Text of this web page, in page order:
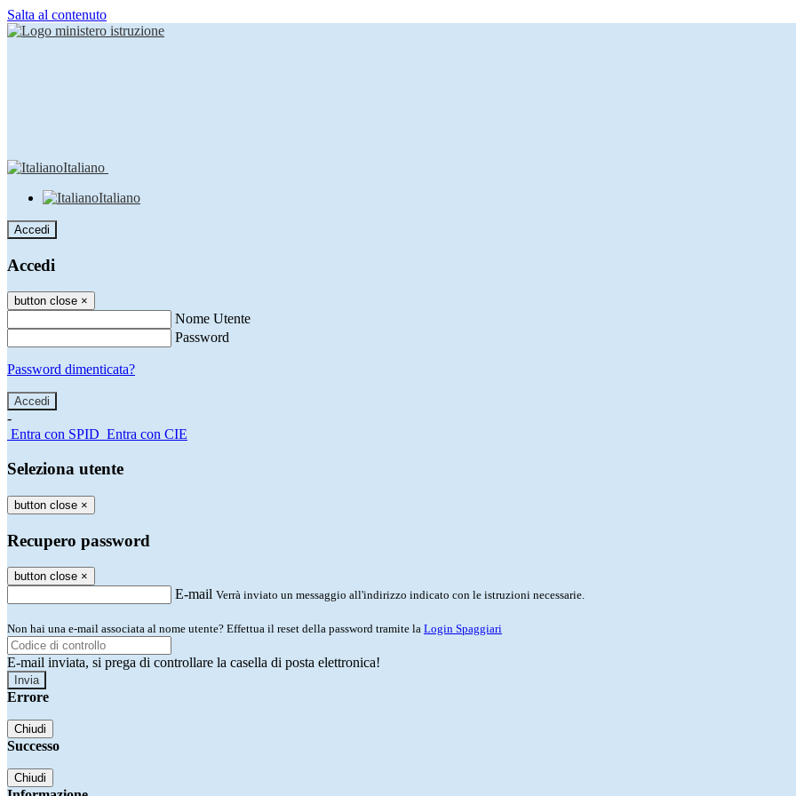
Salta al contenuto
Italiano
Italiano
Accedi
Accedi
button close ×
Nome Utente
Password
Password dimenticata?
-
Entra con SPID Entra con CIE
Seleziona utente
button close ×
Recupero password
button close ×
E-mail Verrà inviato un messaggio all'indirizzo indicato con le istruzioni necessarie.
Non hai una e-mail associata al nome utente? Effettua il reset della password tramite la Login Spaggiari
E-mail inviata, si prega di controllare la casella di posta elettronica!
Errore
Chiudi
Successo
Chiudi